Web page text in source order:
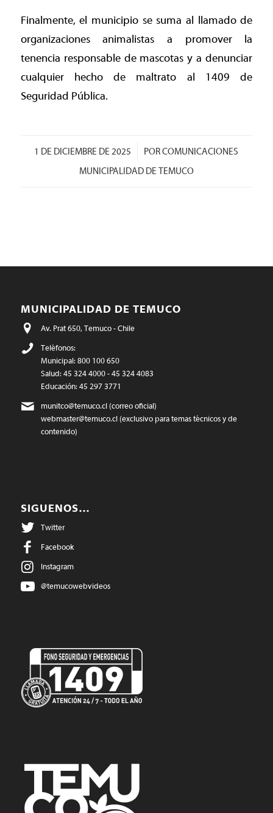
Finalmente, el municipio se suma al llamado de
organizaciones animalistas a promover la
tenencia responsable de mascotas y a denunciar
cualquier hecho de maltrato al 1409 de
Seguridad Pública.
1 DE DICIEMBRE DE 2025
/ PORCOMUNICACIONES
MUNICIPALIDAD DE TEMUCO
MUNICIPALIDAD DE TEMUCO
Av. Prat 650, Temuco - Chile
Teléfonos:
Municipal: 800 100 650
Salud: 45 324 4000 - 45 324 4083
Educación: 45 297 3771
munitco@temuco.cl(correo oficial)
webmaster@temuco.cl(exclusivo para temas técnicos y de
contenido)
SIGUENOS…
Twitter
Facebook
Instagram
@temucowebvideos